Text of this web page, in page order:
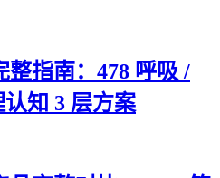
整指南：478 呼吸 /
知 3 层方案